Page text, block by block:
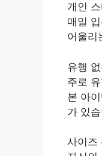
개인
매일
어울리
유행
주로
본 아
가 있
사이즈